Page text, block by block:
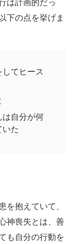
下の点を挙げま
てヒース
自分が何
た
抱えていて、
神喪失とは、善
も自分の行動を